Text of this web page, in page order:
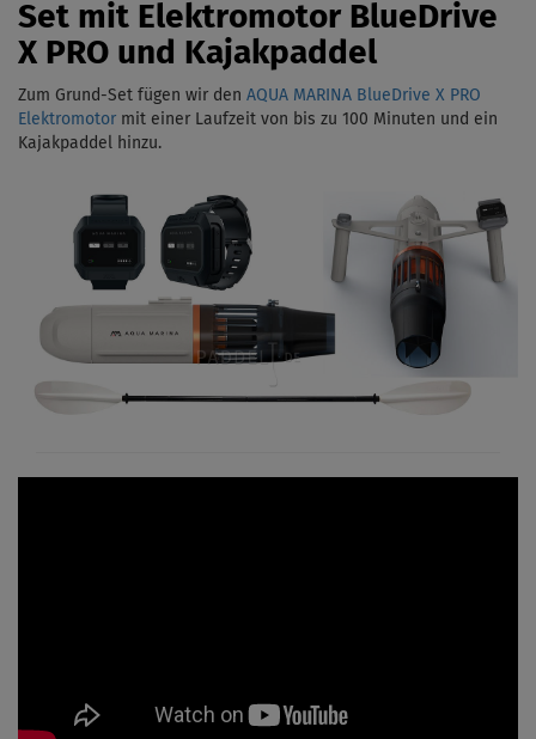
Set mit Elektromotor BlueDrive
X PRO und Kajakpaddel
Zum Grund-Set fügen wir den AQUA MARINA BlueDrive X PRO
Elektromotor mit einer Laufzeit von bis zu 100 Minuten und ein
Kajakpaddel hinzu.